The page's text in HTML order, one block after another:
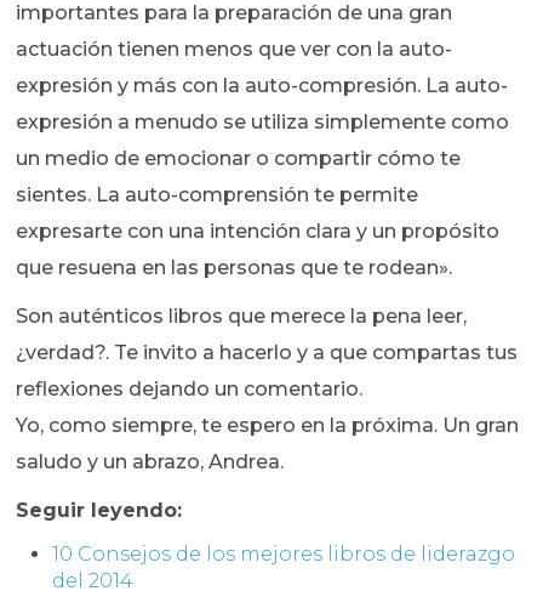
importantes para la preparación de una gran
actuación tienen menos que ver con la auto-
expresión y más con la auto-compresión. La auto-
expresión a menudo se utiliza simplemente como
un medio de emocionar o compartir cómo te
sientes. La auto-comprensión te permite
expresarte con una intención clara y un propósito
que resuena en las personas que te rodean».
Son auténticos libros que merece la pena leer,
¿verdad?. Te invito a hacerlo y a que compartas tus
reflexiones dejando un comentario.
Yo, como siempre, te espero en la próxima. Un gran
saludo y un abrazo, Andrea.
Seguir leyendo:
10 Consejos de los mejores libros de liderazgo
del 2014